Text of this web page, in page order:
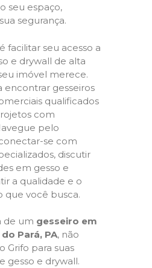
seu espaço,
segurança.
facilitar seu acesso a
e drywall de alta
imóvel merece.
encontrar gesseiros
qualificados
com
pelo
se com
discutir
em gesso e
a qualidade e o
que você busca.
de um gesseiro em
Pará, PA, não
Grifo para suas
gesso e drywall.